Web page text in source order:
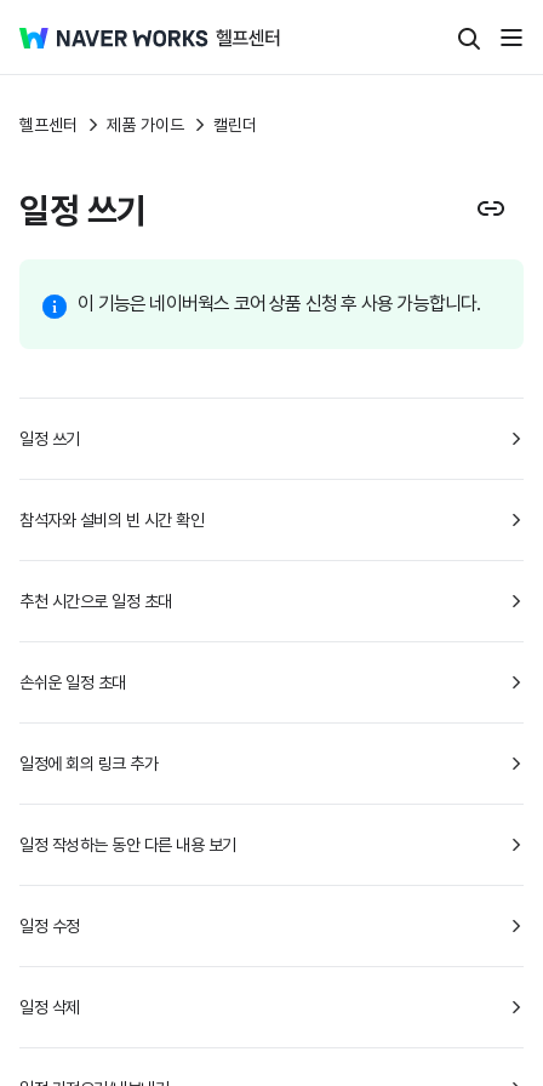
헬프센터 제품 가이드 캘린더
일정 쓰기
이 기능은 네이버웍스 코어 상품 신청 후 사용 가능합니다.
일정 쓰기
참석자와 설비의 빈 시간 확인
추천 시간으로 일정 초대
손쉬운 일정 초대
일정에 회의 링크 추가
일정 작성하는 동안 다른 내용 보기
일정 수정
일정 삭제